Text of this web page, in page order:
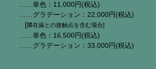
……単色：11,000円(税込)
……グラデーション：22,000円(税込)​
[隣在歯との接触点を含む場合]
…単色：16,500円(税込)
……グラデーション：33,000円(税込)